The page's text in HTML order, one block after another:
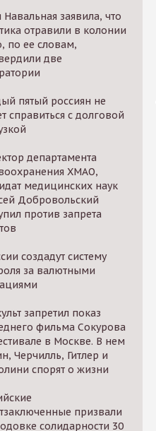
заявила, что
отравили в колонии
по ее словам,
две
пятый россиян не
справиться с долговой
департамента
ХМАО,
медицинских наук
Добровольский
против запрета
создадут систему
за валютными
запретил показ
фильма Сокурова
в Москве. В нем
Черчилль, Гитлер и
спорят о жизни
призвали
солидарности 30